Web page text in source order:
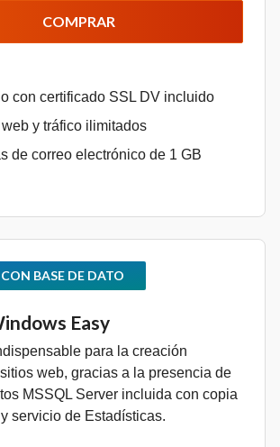
COMPRAR
con certificado SSL DV incluido
y tráfico ilimitados
de correo electrónico de 1 GB
BASE DE DATO
Easy
para la creación
web, gracias a la presencia de
MSSQL Server incluida con copia
servicio de Estadísticas.